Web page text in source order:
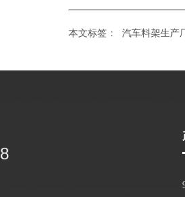
本文标签： 汽车料架生产